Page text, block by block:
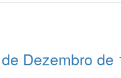
Dezembro de